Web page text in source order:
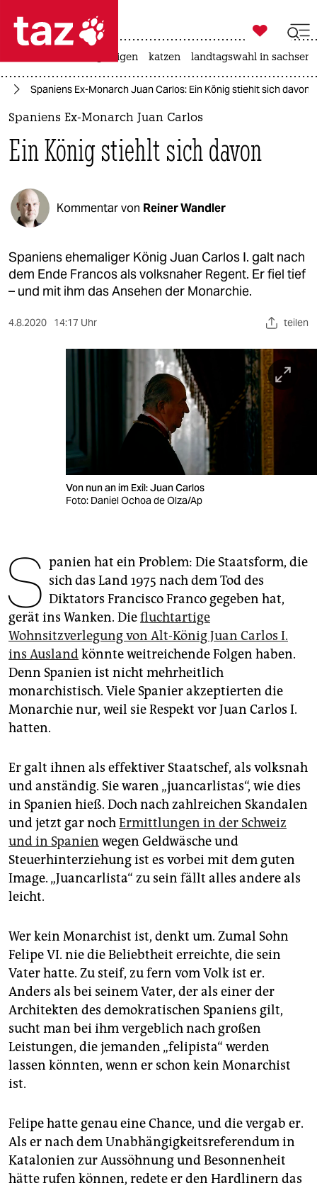
 taz zahl ich
taz zahl ich
themen
politik
öko
gesellschaft
kultur
sport
berlin
veranstaltungen
unterstützen
abo
genossenschaft
epaper login

taz zahl ich
bergsteigen katzen landtagswahl in
Spaniens Ex-Monarch Juan Carlos: Ein König stiehlt sich davon
Spaniens Ex-Monarch Juan Carlos
Ein König stiehlt sich davon
Kommentar von Reiner Wandler
Spaniens ehemaliger König Juan Carlos I. galt nach
dem Ende Francos als volksnaher Regent. Er fiel tief
– und mit ihm das Ansehen der Monarchie.
4.8.2020 14:17 Uhr teilen
Von nun an im Exil: Juan Carlos
Foto: Daniel Ochoa de Olza/Ap
S panien hat ein Problem: Die Staatsform, die
sich das Land 1975 nach dem Tod des
Diktators Francisco Franco gegeben hat,
gerät ins Wanken. Diefluchtartige
Wohnsitzverlegung von Alt-König Juan Carlos I.
ins Auslandkönnte weitreichende Folgen haben.
Denn Spanien ist nicht mehrheitlich
monarchistisch. Viele Spanier akzeptierten die
Monarchie nur, weil sie Respekt vor Juan Carlos I.
hatten.
Er galt ihnen als effektiver Staatschef, als volksnah
und anständig. Sie waren „juancarlistas“, wie dies
in Spanien hieß. Doch nach zahlreichen Skandalen
und jetzt gar nochErmittlungen in der Schweiz
und in Spanien wegen Geldwäsche und
Steuerhinterziehung ist es vorbei mit dem guten
Image. „Juancarlista“ zu sein fällt alles andere als
leicht.
Wer kein Monarchist ist, denkt um. Zumal Sohn
Felipe VI. nie die Beliebtheit erreichte, die sein
Vater hatte. Zu steif, zu fern vom Volk ist er.
Anders als bei seinem Vater, der als einer der
Architekten des demokratischen Spaniens gilt,
sucht man bei ihm vergeblich nach großen
Leistungen, die jemanden „felipista“ werden
lassen könnten, wenn er schon kein Monarchist
ist.
Felipe hatte genau eine Chance, und die vergab er.
Als er nach dem Unabhängigkeitsreferendum in
Katalonien zur Aussöhnung und Besonnenheit
hätte rufen können, redete er den Hardlinern das